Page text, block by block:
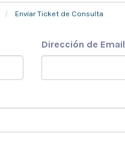
Enviar Ticket de Consulta
Dirección de Email